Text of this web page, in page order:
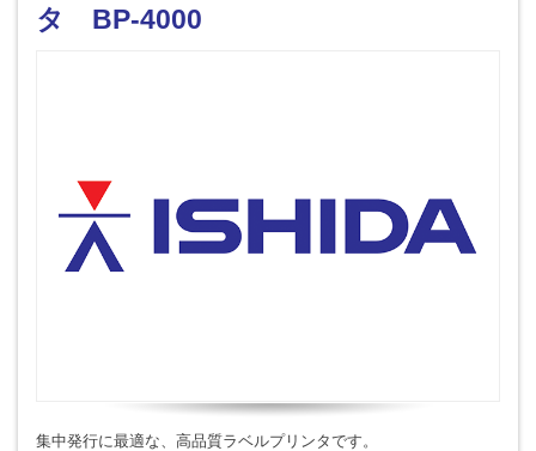
タ BP-4000
集中発行に最適な、高品質ラベルプリンタです。